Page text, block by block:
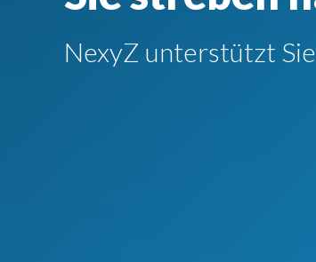
NexyZ unterstützt